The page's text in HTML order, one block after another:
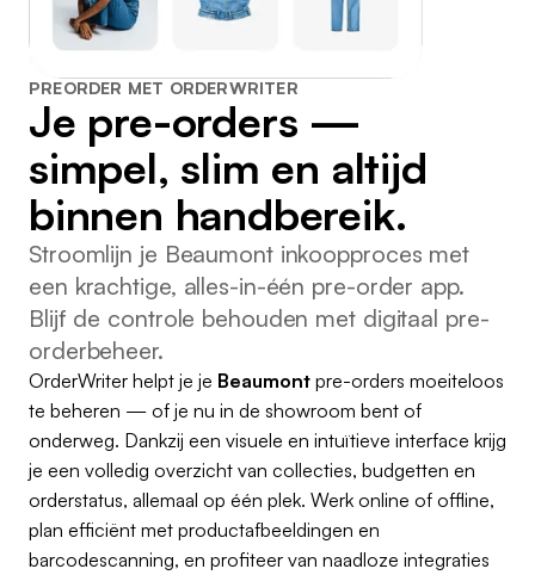
PREORDER MET ORDERWRITER
Je pre-orders —
simpel, slim en altijd
binnen handbereik.
Stroomlijn je Beaumont inkoopproces met
een krachtige, alles-in-één pre-order app.
Blijf de controle behouden met digitaal pre-
orderbeheer.
OrderWriter helpt je je Beaumont pre-orders moeiteloos
te beheren — of je nu in de showroom bent of
onderweg. Dankzij een visuele en intuïtieve interface krijg
je een volledig overzicht van collecties, budgetten en
orderstatus, allemaal op één plek. Werk online of offline,
plan efficiënt met productafbeeldingen en
barcodescanning, en profiteer van naadloze integraties